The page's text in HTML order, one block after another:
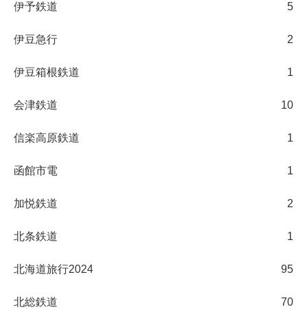
伊予鉄道 5
伊豆急行 2
伊豆箱根鉄道 1
会津鉄道 10
信楽高原鉄道 1
函館市電 1
加悦鉄道 2
北条鉄道 1
北海道旅行2024 95
北総鉄道 70